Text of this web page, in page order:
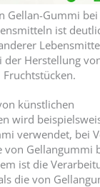
Gellan-Gummi
ist
der Herstellung
Fruchtstücken.
künstlichen
wird
verwendet, bei
von Gellangummi
ist die
die von